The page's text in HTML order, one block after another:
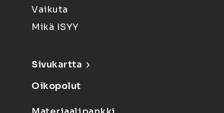
Vaikuta
Mikä ISYY
Sivukartta
Oikopolut